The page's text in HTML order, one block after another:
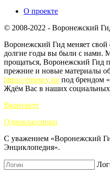
О проекте
© 2008-2022 - Воронежский
Воронежский Гид меняет свой
долгие годы вы были с нами.
прощаться, Воронежский Гид
прежние и новые материалы
https://vrnency.ru/под брендом
Ждём Вас в наших социальных
Вконтакте
Одноклассники
С уважением «Воронежский
Энциклопедия».